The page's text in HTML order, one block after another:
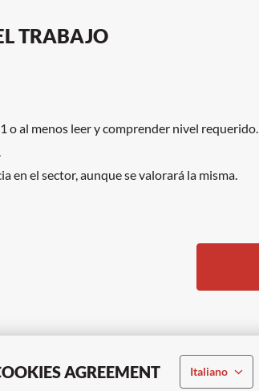
AGREEMENT Italiano
TRABAJO
o al menos leer y comprender nivel requerido.
en el sector, aunque se valorará la misma.